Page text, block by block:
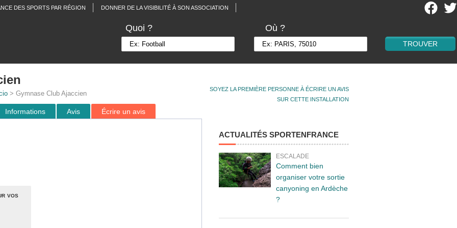
DES SPORTS PAR RÉGION DONNER DE LA VISIBILITÉ À SON ASSOCIATION
Quoi ? Où ?
SOYEZ LA PREMIÈRE PERSONNE À ÉCRIRE UN AVIS
SUR CETTE INSTALLATION
> Gymnase Club Ajaccien
Informations Avis Écrire un avis
vos
ACTUALITÉS SPORTENFRANCE
ESCALADE
Comment bien
organiser votre sortie
canyoning en Ardèche
?